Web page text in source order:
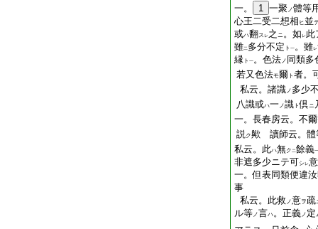
一。
1 一聚 ノ體等
心王二受二想相 ヒ並
或ハ翻ス レ之 ニ。如 レ此
雖二 多分不定 ト 一。雖レ
縁 ト 一。色法ノ 同類多
若又色法モ爾 ト 者。
私云。諸識ノ 多少
八識或ハ一ノ識 ト倶ニ
一。長春房云。不
説ク歟 讀師云。體
私云。此ハ無ク 二餘義一
非遮多少ニテ可シレ意
一。但表同類便違
事
私云。此救ノ意ヲ疏
ル等ノ言ハ。正義ノ 定